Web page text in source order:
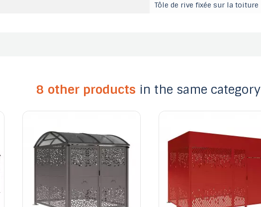
Tôle de rive fixée sur la
8 other products in the same